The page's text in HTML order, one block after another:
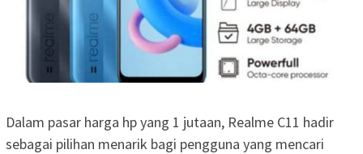
Dalam pasar harga hp yang 1 jutaan, Realme C11 hadir
sebagai pilihan menarik bagi pengguna yang mencari